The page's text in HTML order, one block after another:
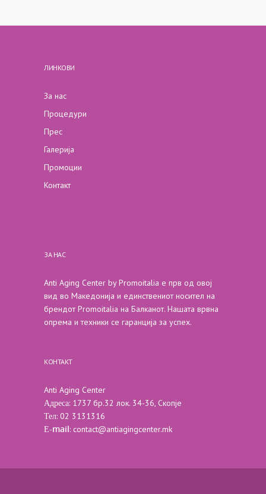
ЛИНКОВИ
За нас
Процедури
Прес
Галерија
Промоции
Контакт
ЗА НАС
Anti Aging Center by Promoitalia е прв од овој
вид во Македонија и единствениот носител на
брендот Promoitalia на Балканот. Нашата врвна
опрема и техники се гаранција за успех.
КОНТАКТ
Anti Aging Center
Адреса: 1737 бр.32 лок. 34-36, Скопје
Тел: 02 3131316
Е-mail: contact@antiagingcenter.mk